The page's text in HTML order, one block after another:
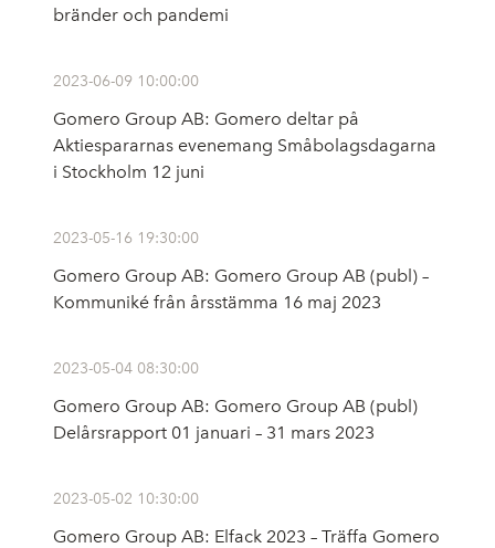
bränder och pandemi
2023-06-09 10:00:00
Gomero Group AB: Gomero deltar på
Aktiespararnas evenemang Småbolagsdagarna
i Stockholm 12 juni
2023-05-16 19:30:00
Gomero Group AB: Gomero Group AB (publ) –
Kommuniké från årsstämma 16 maj 2023
2023-05-04 08:30:00
Gomero Group AB: Gomero Group AB (publ)
Delårsrapport 01 januari – 31 mars 2023
2023-05-02 10:30:00
Gomero Group AB: Elfack 2023 – Träffa Gomero